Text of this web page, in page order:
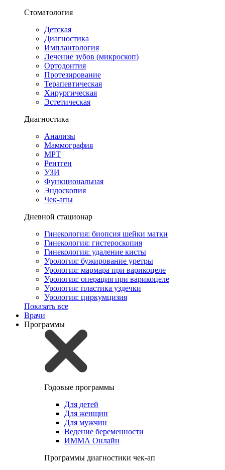
Стоматология
Детская
Диагностика
Имплантология
Лечение зубов (микроскоп)
Ортодонтия
Протезирование
Терапевтическая
Хирургическая
Эстетическая
Диагностика
Анализы
Маммография
МРТ
Рентген
УЗИ
Функциональная
Эндоскопия
Чек-апы
Дневной стационар
Гинекология: биопсия шейки матки
Гинекология: гистероскопия
Гинекология: удаление кисты
Урология: бужирование уретры
Урология: мармара при варикоцеле
Урология: операция при варикоцеле
Урология: пластика уздечки
Урология: циркумцизия
Показать все
Врачи
Программы
Годовые программы
Для детей
Для женщин
Для мужчин
Ведение беременности
ИММА Онлайн
Программы диагностики чек-ап